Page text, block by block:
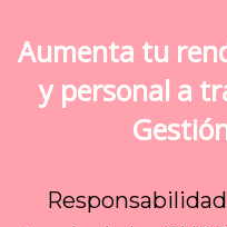
Aumenta tu
y personal a